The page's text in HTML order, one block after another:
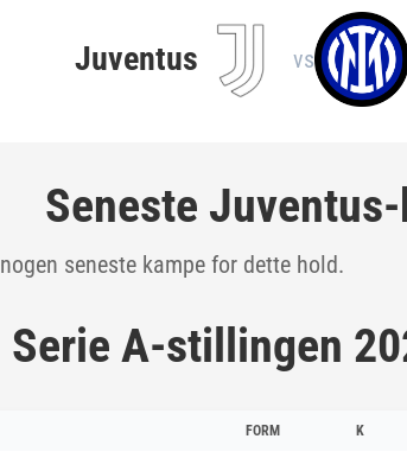
Juventus vs
Seneste
seneste kampe for dette hold.
Serie A-stillingen
FORM K